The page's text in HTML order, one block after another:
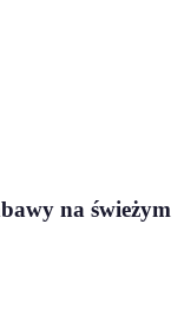
na świeżym